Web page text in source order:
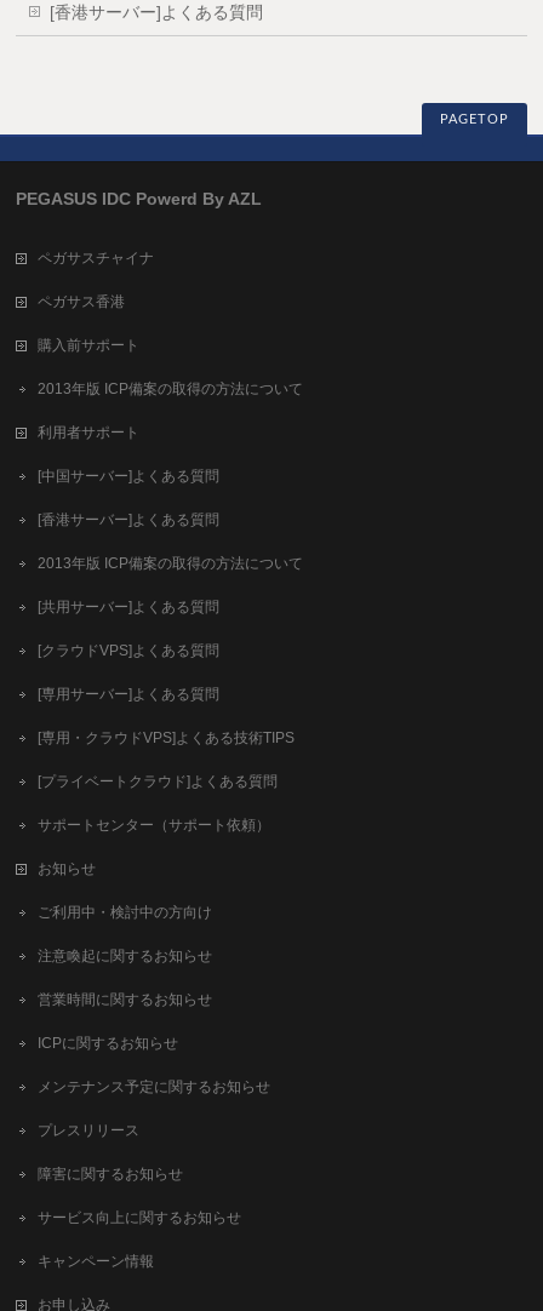
[香港サーバー]よくある質問
PAGETOP
PEGASUS IDC Powerd By AZL
ペガサスチャイナ
ペガサス香港
購入前サポート
2013年版 ICP備案の取得の方法について
利用者サポート
[中国サーバー]よくある質問
[香港サーバー]よくある質問
2013年版 ICP備案の取得の方法について
[共用サーバー]よくある質問
[クラウドVPS]よくある質問
[専用サーバー]よくある質問
[専用・クラウドVPS]よくある技術TIPS
[プライベートクラウド]よくある質問
サポートセンター（サポート依頼）
お知らせ
ご利用中・検討中の方向け
注意喚起に関するお知らせ
営業時間に関するお知らせ
ICPに関するお知らせ
メンテナンス予定に関するお知らせ
プレスリリース
障害に関するお知らせ
サービス向上に関するお知らせ
キャンペーン情報
お申し込み